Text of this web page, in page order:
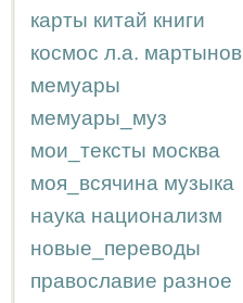
карты китай книги
космос л.а. мартынов
мемуары
мемуары_муз
мои_тексты москва
моя_всячина музыка
наука национализм
новые_переводы
православие разное